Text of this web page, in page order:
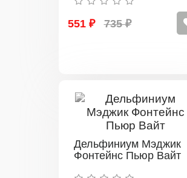
551 ₽ 735 ₽
Дельфиниум Мэджик
Фонтейнс Пьюр Вайт